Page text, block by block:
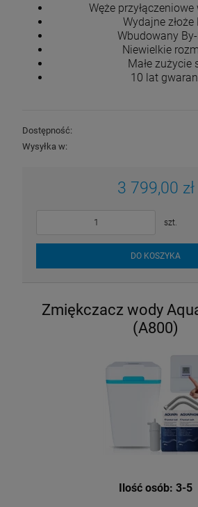
Węże
Wydajne złoże
Wbudowany
Niewielkie
Małe zużycie
10 lat
Dostępność:
Wysyłka w:
3 799,00 zł
szt.
DO KOSZYKA
Zmiękczacz wody
(A800)
Ilość osób: 3-5